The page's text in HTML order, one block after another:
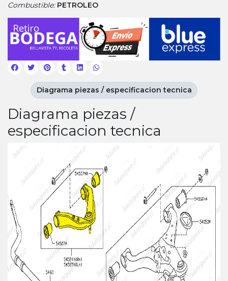
Combustible: PETROLEO
Diagrama piezas /
especificacion tecnica
Diagrama piezas / especificacion tecnica